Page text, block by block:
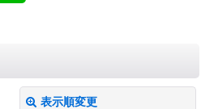
表示順変更